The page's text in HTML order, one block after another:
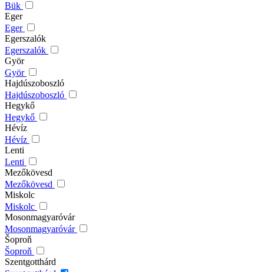
Bük
Eger
Eger
Egerszalók
Egerszalók
Györ
Györ
Hajdúszoboszló
Hajdúszoboszló
Hegykő
Hegykő
Hévíz
Hévíz
Lenti
Lenti
Mezőkövesd
Mezőkövesd
Miskolc
Miskolc
Mosonmagyaróvár
Mosonmagyaróvár
Šoproň
Šoproň
Szentgotthárd